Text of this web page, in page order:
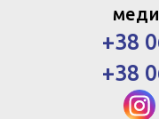
+38
+38